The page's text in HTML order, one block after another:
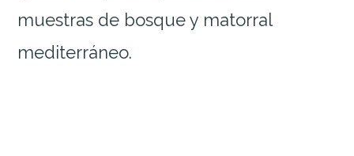
muestras de bosque y matorral
mediterráneo.